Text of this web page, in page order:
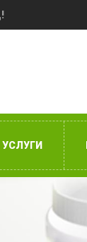
УСЛУГИ